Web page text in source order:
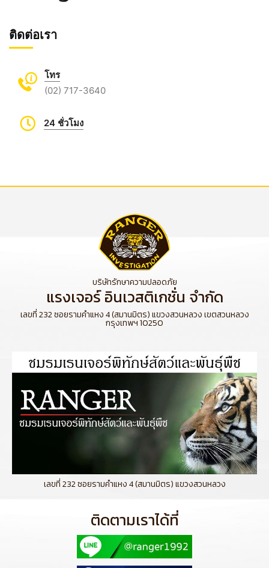
ติดต่อเรา
โทร
(02) 717-3640
24 ชั่วโมง
บริษัทรักษาความปลอดภัย
แรงเจอร์ อินเวสติเกชั่น จำกัด
เลขที่ 232 ซอยรามคำแหง 4 (สมานมิตร) แขวงสวนหลวง เขตสวนหลวง
กรุงเทพฯ 10250
เลขที่ 232 ซอยรามคำแหง 4 (สมานมิตร) แขวงสวนหลวง
ติดตามเราได้ที่